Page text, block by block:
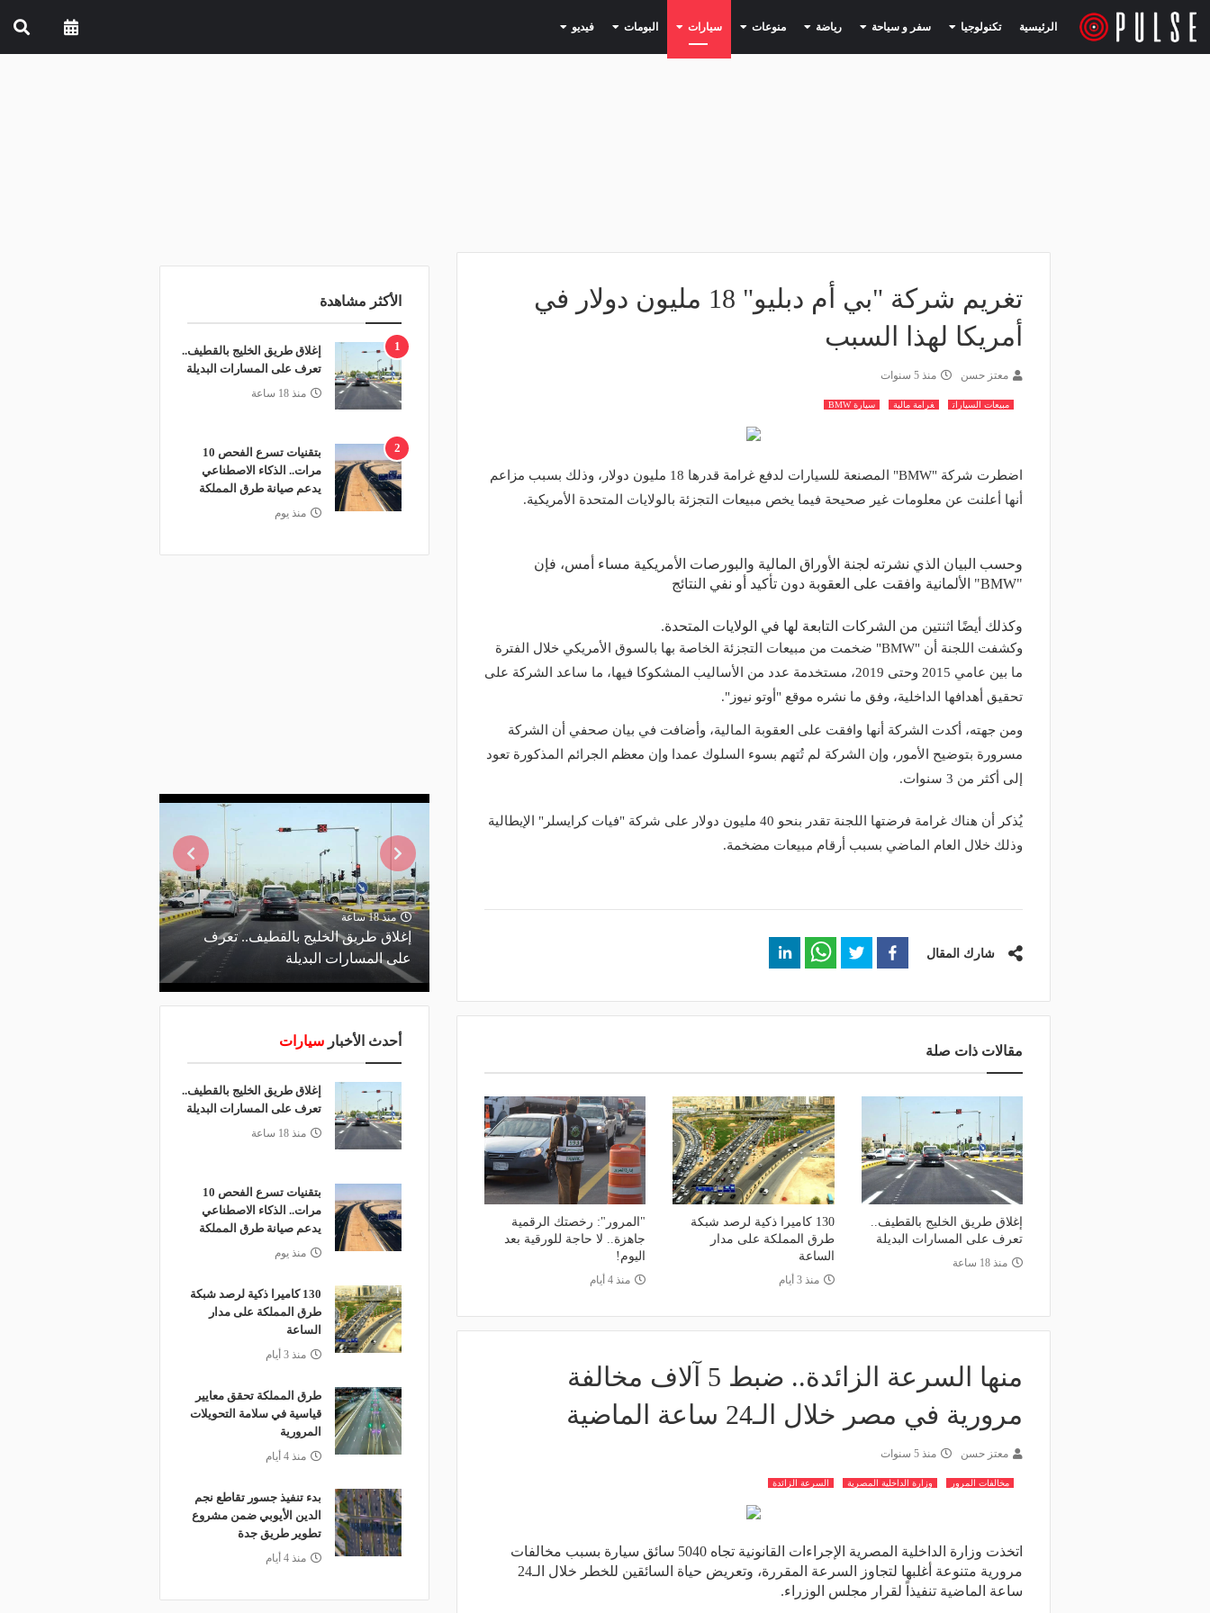
الرئيسية تكنولوجيا (current) سفر و سياحة (current) رياضة (current) منوعات (current) سيارات (current) البومات (current) فيديو (current)
تغريم شركة "بي أم دبليو" 18 مليون دولار في
أمريكا لهذا السبب
معتز حسن منذ 5 سنوات
مبيعات السيارات غرامة مالية سيارة BMW
اضطرت شركة "BMW" المصنعة للسيارات لدفع غرامة قدرها 18 مليون دولار، وذلك بسبب مزاعم
أنها أعلنت عن معلومات غير صحيحة فيما يخص مبيعات التجزئة بالولايات المتحدة الأمريكية.
وحسب البيان الذي نشرته لجنة الأوراق المالية والبورصات الأمريكية مساء أمس، فإن
"BMW" الألمانية وافقت على العقوبة دون تأكيد أو نفي النتائج
وكذلك أيضًا اثنتين من الشركات التابعة لها في الولايات المتحدة.
وكشفت اللجنة أن "BMW" ضخمت من مبيعات التجزئة الخاصة بها بالسوق الأمريكي خلال الفترة
ما بين عامي 2015 وحتى 2019، مستخدمة عدد من الأساليب المشكوكا فيها، ما ساعد الشركة على
تحقيق أهدافها الداخلية، وفق ما نشره موقع "أوتو نيوز".
ومن جهته، أكدت الشركة أنها وافقت على العقوبة المالية، وأضافت في بيان صحفي أن الشركة
مسرورة بتوضيح الأمور، وإن الشركة لم تُتهم بسوء السلوك عمدا وإن معظم الجرائم المذكورة تعود
إلى أكثر من 3 سنوات.
يُذكر أن هناك غرامة فرضتها اللجنة تقدر بنحو 40 مليون دولار على شركة "فيات كرايسلر" الإيطالية
وذلك خلال العام الماضي بسبب أرقام مبيعات مضخمة.
شارك المقال
مقالات ذات صلة
إغلاق طريق الخليج بالقطيف..
تعرف على المسارات البديلة
منذ 18 ساعة
130 كاميرا ذكية لرصد شبكة
طرق المملكة على مدار
الساعة
منذ 3 أيام
"المرور": رخصتك الرقمية
جاهزة.. لا حاجة للورقية بعد
اليوم!
منذ 4 أيام
منها السرعة الزائدة.. ضبط 5 آلاف مخالفة
مرورية في مصر خلال الـ24 ساعة الماضية
معتز حسن منذ 5 سنوات
مخالفات المرور وزارة الداخلية المصرية السرعة الزائدة
اتخذت وزارة الداخلية المصرية الإجراءات القانونية تجاه 5040 سائق سيارة بسبب مخالفات
مرورية متنوعة أغلبها لتجاوز السرعة المقررة، وتعريض حياة السائقين للخطر خلال الـ24
ساعة الماضية تنفيذاً لقرار مجلس الوزراء.
الأكثر مشاهدة
1
إغلاق طريق الخليج بالقطيف..
تعرف على المسارات البديلة
منذ 18 ساعة
2
بتقنيات تسرع الفحص 10
مرات.. الذكاء الاصطناعي
يدعم صيانة طرق المملكة
منذ يوم
منذ 18 ساعة
إغلاق طريق الخليج بالقطيف.. تعرف
على المسارات البديلة
إغلاق طريق الخليج بالقطيف.. تعرف
على المسارات البديلة
يدعم صيانة طرق المملكة
أحدث الأخبار سيارات
إغلاق طريق الخليج بالقطيف..
تعرف على المسارات البديلة
منذ 18 ساعة
بتقنيات تسرع الفحص 10
مرات.. الذكاء الاصطناعي
يدعم صيانة طرق المملكة
منذ يوم
130 كاميرا ذكية لرصد شبكة
طرق المملكة على مدار
الساعة
منذ 3 أيام
طرق المملكة تحقق معايير
قياسية في سلامة التحويلات
المرورية
منذ 4 أيام
بدء تنفيذ جسور تقاطع نجم
الدين الأيوبي ضمن مشروع
تطوير طريق جدة
منذ 4 أيام